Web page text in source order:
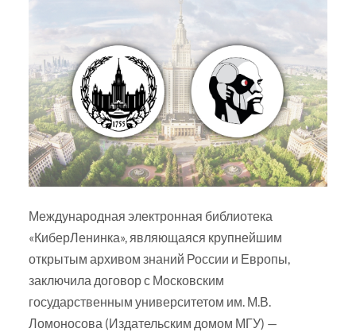
Международная электронная библиотека
«КиберЛенинка», являющаяся крупнейшим
открытым архивом знаний России и Европы,
заключила договор с Московским
государственным университетом им. М.В.
Ломоносова (Издательским домом МГУ) —